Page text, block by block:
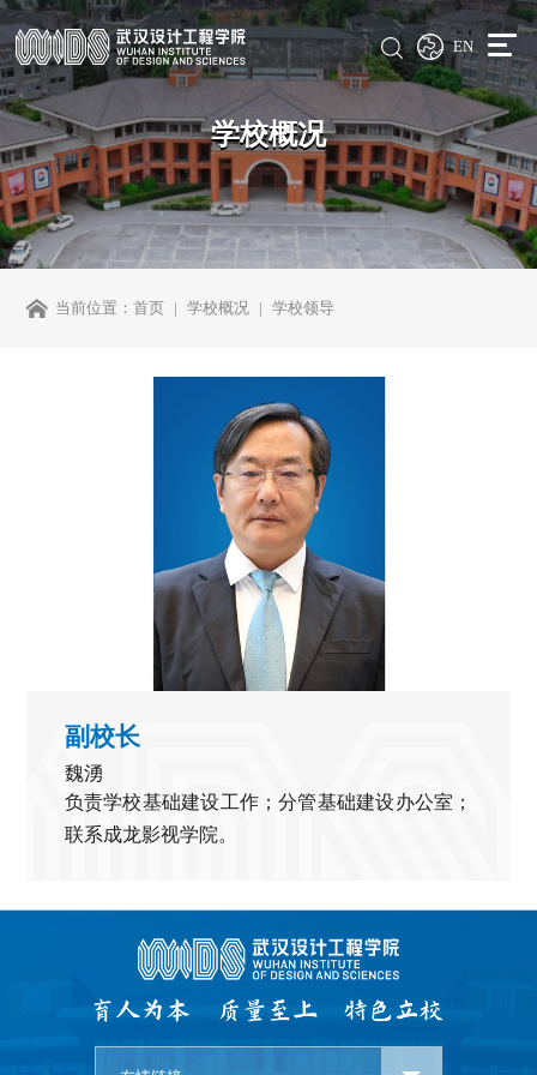
EN
学校概况
当前位置：首页 学校概况 学校领导
副校长
魏湧
负责学校基础建设工作；分管基础建设办公室；
联系成龙影视学院。